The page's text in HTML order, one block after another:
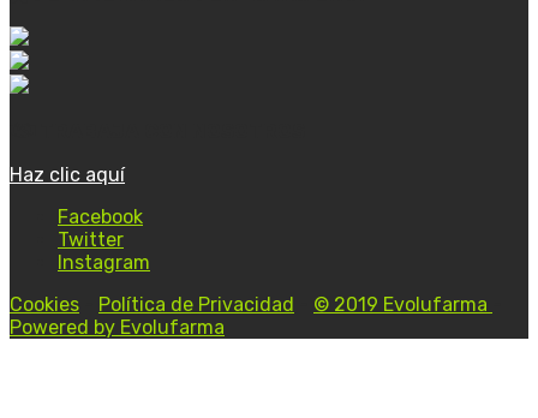
Haz clic aquí
Facebook
Twitter
Instagram
Cookies
Política de Privacidad © 2019 Evolufarma
Powered by Evolufarma